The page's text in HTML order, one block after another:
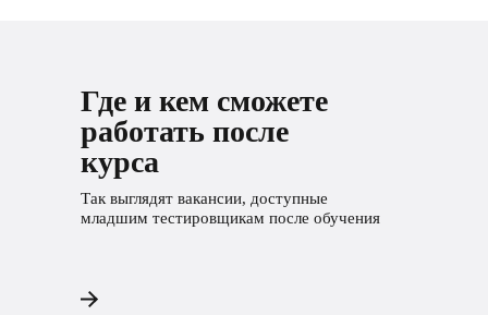
Где и кем сможете
работать после
курса
Так выглядят вакансии, доступные
младшим тестировщикам после обучения